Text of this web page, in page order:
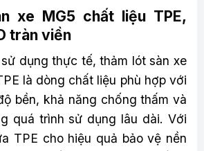
xe MG5 chất liệu TPE,
tràn viền
dụng thực tế, thảm lót sàn xe
là dòng chất liệu phù hợp với
bền, khả năng chống thấm và
quá trình sử dụng lâu dài. Với
TPE cho hiệu quả bảo vệ nền